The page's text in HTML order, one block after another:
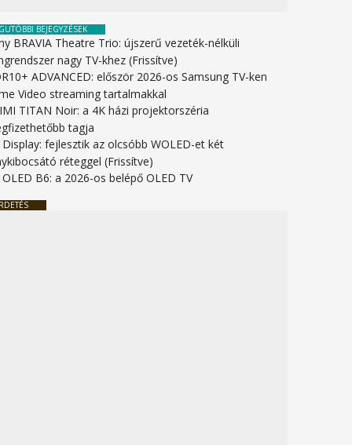
BEJEGYZÉSEK
BRAVIA Theatre Trio: újszerű vezeték-nélküli
nagy TV-khez (Frissítve)
ADVANCED: először 2026-os Samsung TV-ken
Video streaming tartalmakkal
TITAN Noir: a 4K házi projektorszéria
tagja
Display: fejlesztik az olcsóbb WOLED-et két
réteggel (Frissítve)
OLED B6: a 2026-os belépő OLED TV